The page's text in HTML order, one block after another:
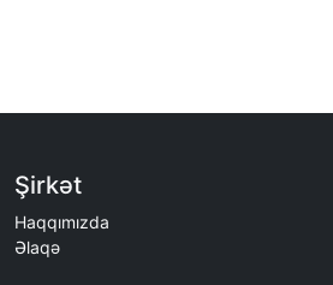
Şirkət
Haqqımızda
Əlaqə